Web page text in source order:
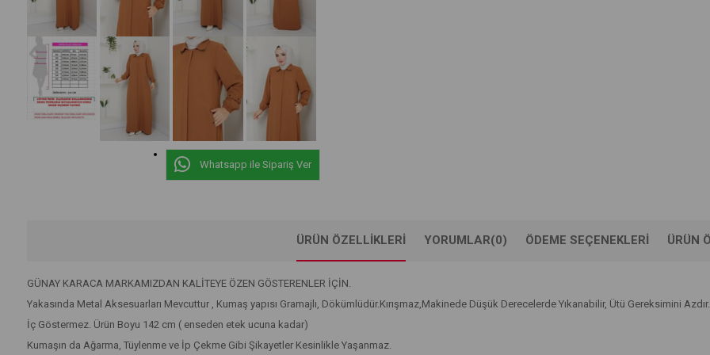
Whatsapp ile Sipariş Ver
ÜRÜN ÖZELLIKLERI YORUMLAR(0) ÖDEME SEÇENEKLERI ÜRÜN
GÜNAY KARACA MARKAMIZDAN KALİTEYE ÖZEN GÖSTERENLER İÇİN.
Yakasında Metal Aksesuarları Mevcuttur , Kumaş yapısı Gramajlı, Dökümlüdür.Kırışmaz,Makinede Düşük Derecelerde Yıkanabilir, Ütü Gereksimini Azdır.
İç Göstermez. Ürün Boyu 142 cm ( enseden etek ucuna kadar)
Kumaşın da Ağarma, Tüylenme ve İp Çekme Gibi Şikayetler Kesinlikle Yaşanmaz.